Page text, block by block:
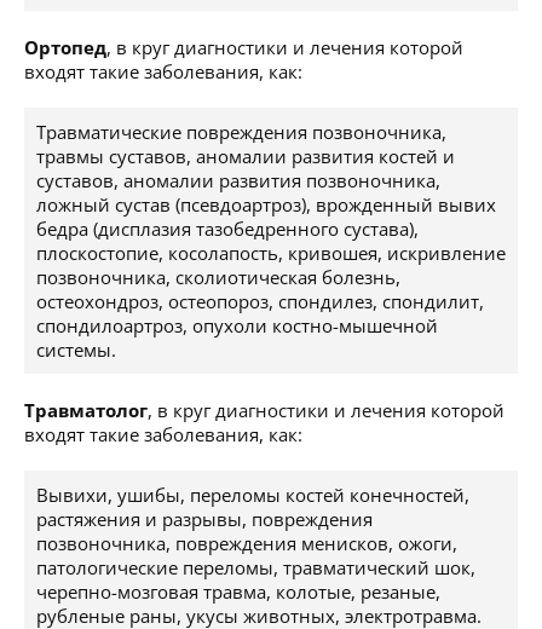
Ортопед, в круг диагностики и лечения которой
входят такие заболевания, как:
Травматические повреждения позвоночника,
травмы суставов, аномалии развития костей и
суставов, аномалии развития позвоночника,
ложный сустав (псевдоартроз), врожденный вывих
бедра (дисплазия тазобедренного сустава),
плоскостопие, косолапость, кривошея, искривление
позвоночника, сколиотическая болезнь,
остеохондроз, остеопороз, спондилез, спондилит,
спондилоартроз, опухоли костно-мышечной
системы.
Травматолог, в круг диагностики и лечения которой
входят такие заболевания, как:
Вывихи, ушибы, переломы костей конечностей,
растяжения и разрывы, повреждения
позвоночника, повреждения менисков, ожоги,
патологические переломы, травматический шок,
черепно-мозговая травма, колотые, резаные,
рубленые раны, укусы животных, электротравма.